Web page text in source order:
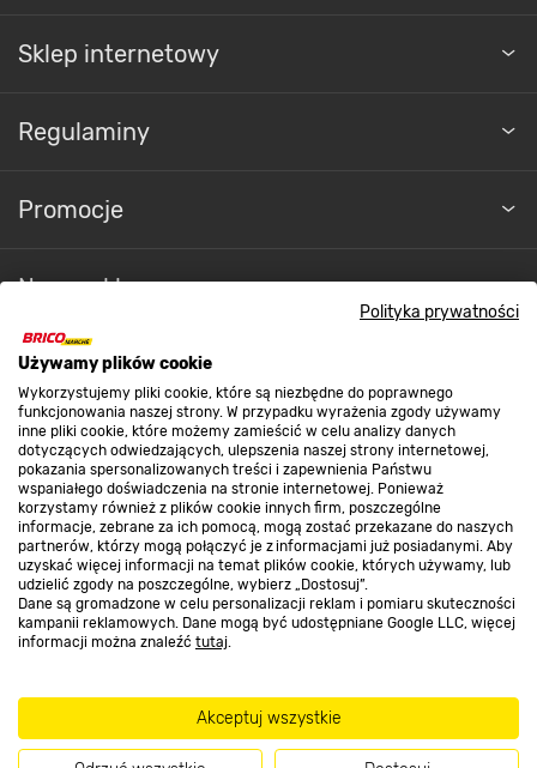
Polityka prywatności
Używamy plików cookie
Wykorzystujemy pliki cookie, które są niezbędne do poprawnego
funkcjonowania naszej strony. W przypadku wyrażenia zgody używamy
inne pliki cookie, które możemy zamieścić w celu analizy danych
dotyczących odwiedzających, ulepszenia naszej strony internetowej,
pokazania spersonalizowanych treści i zapewnienia Państwu
wspaniałego doświadczenia na stronie internetowej. Ponieważ
korzystamy również z plików cookie innych firm, poszczególne
informacje, zebrane za ich pomocą, mogą zostać przekazane do naszych
partnerów, którzy mogą połączyć je z informacjami już posiadanymi. Aby
uzyskać więcej informacji na temat plików cookie, których używamy, lub
udzielić zgody na poszczególne, wybierz „Dostosuj”.
Dane są gromadzone w celu personalizacji reklam i pomiaru skuteczności
kampanii reklamowych. Dane mogą być udostępniane Google LLC, więcej
informacji można znaleźć tutaj.
Akceptuj wszystkie
Sklep internetowy
Regulaminy
Promocje
Nasze sklepy
O nas
Kontakt do sklepu
Strefa biznesu
Dołącz do nas
Metody płatności